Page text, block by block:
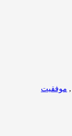
, موفقیت